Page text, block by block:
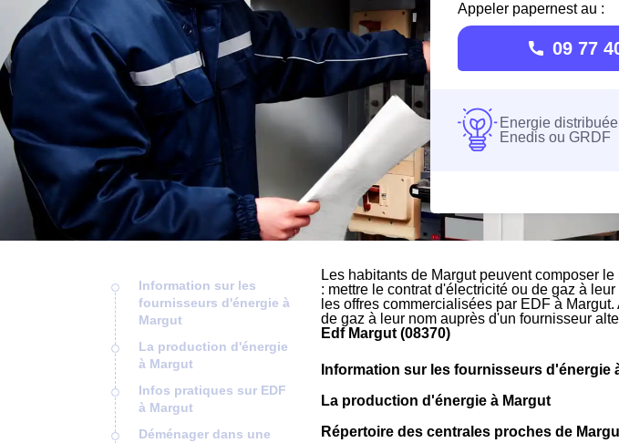
Appeler papernest au :
09 77
Energie
Enedis ou GRDF
Information sur les
fournisseurs d'énergie à
Margut
La production d'énergie
à Margut
Infos pratiques sur EDF
à Margut
Déménager dans une
Les habitants de Margut peuvent composer
: mettre le contrat d'électricité ou de gaz à
les offres commercialisées par EDF à
de gaz à leur nom auprès d'un fournisseur
Edf Margut (08370)
Information sur les fournisseurs d'énergie
La production d'énergie à Margut
Répertoire des centrales proches de